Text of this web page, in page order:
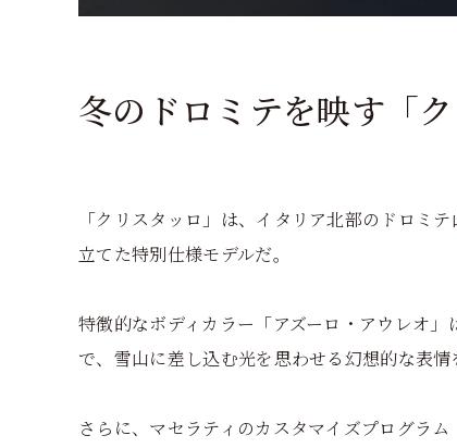
冬のドロミテを映す「ク
「クリスタッロ」は、イタリア北部のドロミ
立てた特別仕様モデルだ。
特徴的なボディカラー「アズーロ・アウレオ
で、雪山に差し込む光を思わせる幻想的な表情
さらに、マセラティのカスタマイズプログラ